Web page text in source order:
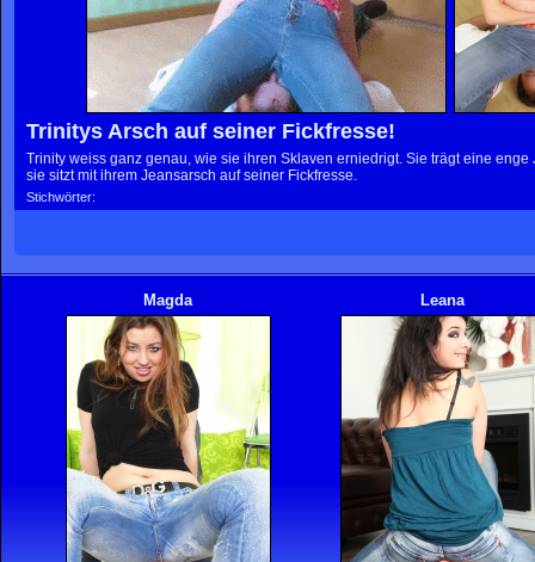
Trinitys Arsch auf seiner Fickfresse!
Trinity weiss ganz genau, wie sie ihren Sklaven erniedrigt. Sie trägt eine
sie sitzt mit ihrem Jeansarsch auf seiner Fickfresse.
Stichwörter:
Magda Leana